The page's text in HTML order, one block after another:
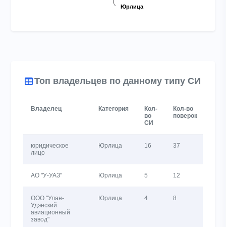
Юрлица
Юрлица
Топ владельцев по данному типу СИ
Владелец Категория
Кол-
во
СИ
Кол-во
поверок
юридическое
лицо
Юрлица 16 37
АО "У-УАЗ" Юрлица 5 12
ООО "Улан-
Удэнский
авиационный
завод"
Юрлица 4 8